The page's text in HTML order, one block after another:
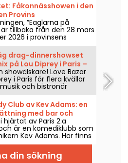
Fåkonnässhowen i den
Provins
”Eaglarna på
tillbaka från den 28 mars
2026 i provinsens
häpnadsväckande
med hästarna.
drag-dinnershowset
på Lou Diprey i Paris –
showälskare! Love Bazar
i Paris för flera kvällar
och bistronär
codejar Misty
och Jenny From The
28 och 29 januari, samt
26 februari — och från och
torsdag och fredag
av show i ett intuitivt,
syftar till att skapa en
artister och publik. Vi
allt!
Club av Kev Adams: en
med bar och
vår åsikt
hjärtat av Paris 2:a
är en komediklubb som
Kev Adams. Här finns
där nuvarande och
delar scenen, samt en bar
och en restaurang.
din sökning